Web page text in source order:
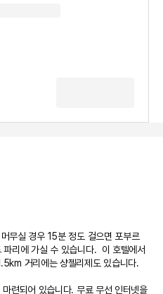
무실 경우 15분 정도 걸으면 포부르
리에 가실 수 있습니다.  이 호텔에서
거리에는 샹젤리제도 있습니다.
련되어 있습니다. 무료 무선 인터넷을